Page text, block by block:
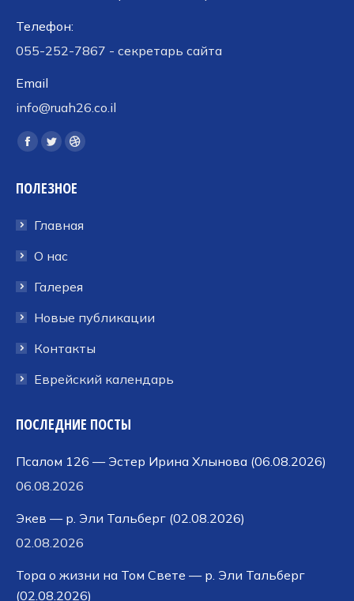
Телефон:
055-252-7867 - секретарь сайта
Email
info@ruah26.co.il
Ищите нас:
Страница
открывается
новом
окне
Страница
открывается
новом
окне
Страница
открывается
новом
ПОЛЕЗНОЕ
Главная
О нас
Галерея
Новые публикации
Контакты
Еврейский календарь
ПОСЛЕДНИЕ ПОСТЫ
Псалом 126 — Эстер Ирина Хлынова (06.08.2026)
06.08.2026
Экев — р. Эли Тальберг (02.08.2026)
02.08.2026
Тора о жизни на Том Свете — р. Эли Тальберг
(02.08.2026)